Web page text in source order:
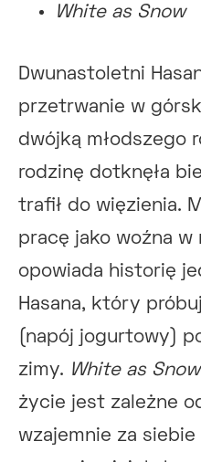
White as Snow
Dwunastoletni
przetrwanie w
dwójką młodszego
rodzinę dotknęła
trafił do więzienia.
pracę jako woźna w
opowiada historię
Hasana, który
(napój jogurtowy)
zimy. White as Snow
życie jest zależne
wzajemnie za